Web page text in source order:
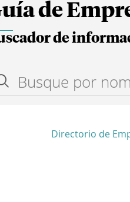
de
de
Directorio de